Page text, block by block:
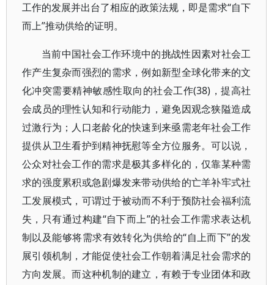
工作的发展并出台了相应的政策法规，即是需求“自下
而上”推动供给的证明。
当前中国社会工作环境中的挑战性因素对社会工
作产生复杂而强烈的需求，例如新型全球化带来的文
化冲突需要精神敏感性取向的社会工作(38)，提高社
会成员的理性认知和行动能力，避免因观念狭隘造成
过激行为；人口老龄化的快速到来亟需老年社会工作
提供从卫生看护到精神抚慰等全方位服务。可以说，
公众对社会工作的需求是极其多样化的，仅靠某种需
求的强度累积或急剧爆发来带动供给的亡羊补牢式社
工发展模式，可谓过于被动而不利于预防社会福利流
失，只有通过构建“自下而上”的社会工作需求表达机
制以及能够将需求有效转化为供给的“自上而下”的发
展引领机制，才能促使社会工作朝着满足社会需求的
方向发展。而这种机制的建立，有赖于专业团体和政